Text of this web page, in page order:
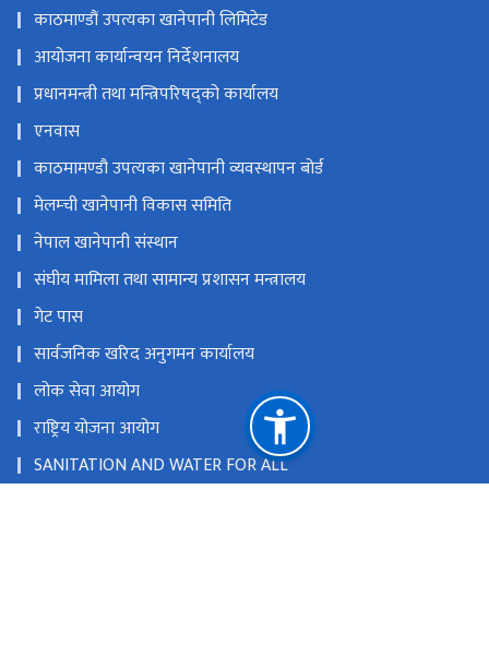
काठमाण्डौं उपत्यका खानेपानी लिमिटेड
आयोजना कार्यान्वयन निर्देशनालय
प्रधानमन्त्री तथा मन्त्रिपरिषद्को कार्यालय
एनवास
काठमामण्डौ उपत्यका खानेपानी व्यवस्थापन बोर्ड
मेलम्ची खानेपानी विकास समिति
नेपाल खानेपानी संस्थान
संघीय मामिला तथा सामान्य प्रशासन मन्त्रालय
गेट पास
सार्वजनिक खरिद अनुगमन कार्यालय
लोक सेवा आयोग
राष्ट्रिय योजना आयोग
SANITATION AND WATER FOR ALL